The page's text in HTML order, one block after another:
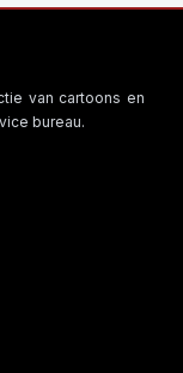
van cartoons en
bureau.